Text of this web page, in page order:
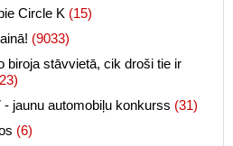
Circle K (15)
(9033)
biroja stāvvietā, cik droši tie ir
jaunu automobiļu konkurss (31)
(6)